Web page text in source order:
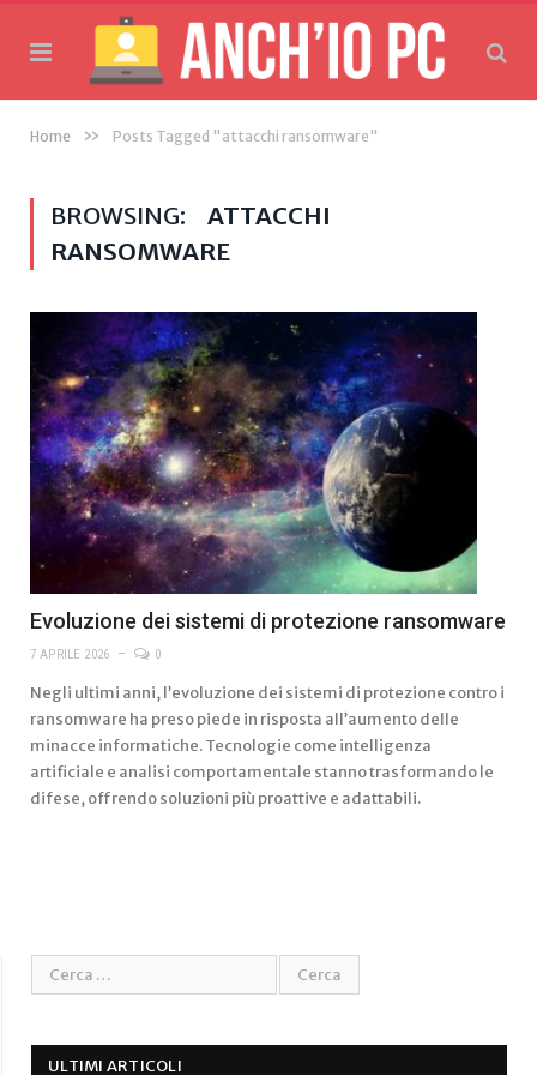
Home » Posts Tagged "attacchi ransomware"
BROWSING:
ATTACCHI
RANSOMWARE
Evoluzione dei sistemi di protezione ransomware
7 APRILE 2026 0
Negli ultimi anni, l’evoluzione dei sistemi di protezione contro i
ransomware ha preso piede in risposta all’aumento delle
minacce informatiche. Tecnologie come intelligenza
artificiale e analisi comportamentale stanno trasformando le
difese, offrendo soluzioni più proattive e adattabili.
ULTIMI ARTICOLI